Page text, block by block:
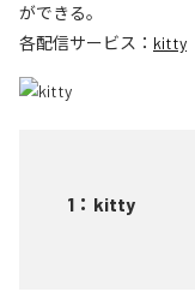
ができる。
各配信サービス： kitty
1 ： kitty